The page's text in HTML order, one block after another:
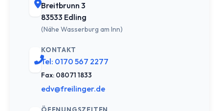
Breitbrunn 3
83533 Edling
(Nähe Wasserburg am Inn)
KONTAKT
Tel: 0170 567 2277
Fax: 08071 1833
edv@freilinger.de